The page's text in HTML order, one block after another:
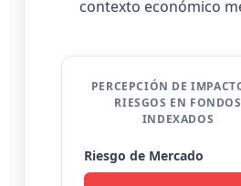
contexto económico
PERCEPCIÓN DE
RIESGOS EN FONDOS
INDEXADOS
Riesgo de Mercado